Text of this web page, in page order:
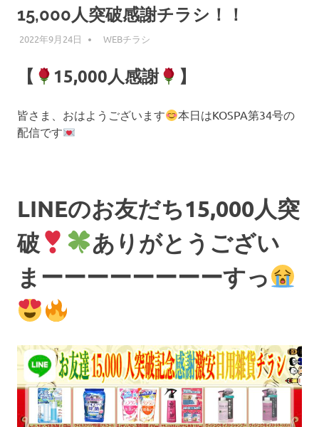
15,000人突破感謝チラシ！！
2022年9月24日 編集者
WEBチラシ
【 15,000人感謝 】
皆さま、おはようございます
本日はKOSPA第34号の
配信です
LINEのお友だち15,000人突
破
ありがとうござい
まーーーーーーーーすっ